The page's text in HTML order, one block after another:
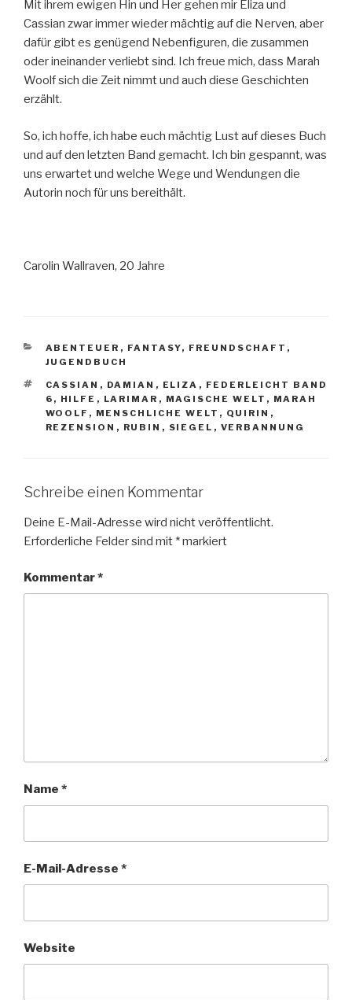
Mit ihrem ewigen Hin und Her gehen mir Eliza und
Cassian zwar immer wieder mächtig auf die Nerven, aber
dafür gibt es genügend Nebenfiguren, die zusammen
oder ineinander verliebt sind. Ich freue mich, dass Marah
Woolf sich die Zeit nimmt und auch diese Geschichten
erzählt.
So, ich hoffe, ich habe euch mächtig Lust auf dieses Buch
und auf den letzten Band gemacht. Ich bin gespannt, was
uns erwartet und welche Wege und Wendungen die
Autorin noch für uns bereithält.
Carolin Wallraven, 20 Jahre
KATEGORIEN
ABENTEUER , FANTASY, FREUNDSCHAFT ,
JUGENDBUCH
SCHLAGWÖRTER
CASSIAN , DAMIAN , ELIZA , FEDERLEICHT BAND
6 , HILFE , LARIMAR , MAGISCHE WELT , MARAH
WOOLF , MENSCHLICHE WELT , QUIRIN ,
REZENSION , RUBIN , SIEGEL , VERBANNUNG
Schreibe einen Kommentar
Deine E-Mail-Adresse wird nicht veröffentlicht.
Erforderliche Felder sind mit *markiert
Kommentar*
Name *
E-Mail-Adresse *
Website